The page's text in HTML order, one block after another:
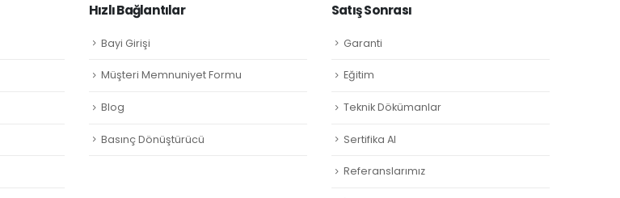
Hızlı Bağlantılar
Bayi Girişi
Müşteri Memnuniyet Formu
Blog
Basınç Dönüştürücü
Satış Sonrası
Garanti
Eğitim
Teknik Dökümanlar
Sertifika Al
Referanslarımız